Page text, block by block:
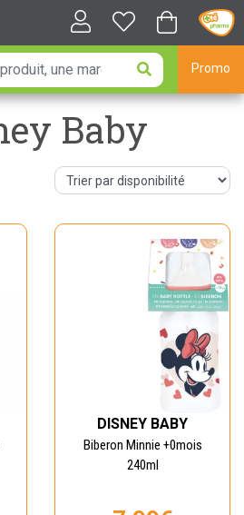
Promo
Baby
DISNEY BABY
Biberon Minnie +0mois
240ml